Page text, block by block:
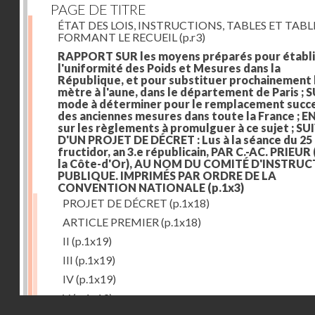
PAGE DE TITRE
ÉTAT DES LOIS, INSTRUCTIONS, TABLES ET
FORMANT LE RECUEIL (p.r3)
RAPPORT SUR les moyens préparés pour
l'uniformité des Poids et Mesures dans la
République, et pour substituer prochainement
mètre à l'aune, dans le département de Paris ;
mode à déterminer pour le remplacement
des anciennes mesures dans toute la France ;
sur les règlements à promulguer à ce sujet ;
D'UN PROJET DE DÉCRET : Lus à la séance du 25
fructidor, an 3.e républicain, PAR C.-AC. PRIEUR
la Côte-d'Or), AU NOM DU COMITÉ
PUBLIQUE. IMPRIMÉS PAR ORDRE DE LA
CONVENTION NATIONALE (p.1x3)
PROJET DE DÉCRET (p.1x18)
ARTICLE PREMIER (p.1x18)
II (p.1x19)
III (p.1x19)
IV(p.1x19)
V(p.1x19)